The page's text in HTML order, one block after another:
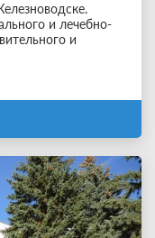
и лечебно-
и